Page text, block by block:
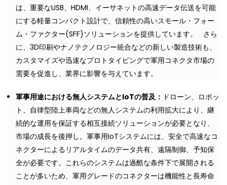
は、重要なUSB、HDMI、イーサネットの高速データ伝送を可能
にする軽量コンパクト設計で、信頼性の高いスモール・フォー
ム・ファクター(SFF)ソリューションを提供しています。 さら
に、3D印刷やナノテクノロジー統合などの新しい製造技術も、
カスタマイズや迅速なプロトタイピングで軍用コネクタ市場の
需要を促進し、業界に影響を与えています。
軍事用途における無人システムとIoTの普及： ドローン、ロボッ
ト、自律型陸上車両などの無人システムの利用拡大により、継
続的な運用を保証する相互接続ソリューションが必要となり、
市場の成長を後押し。軍事用IoTシステムには、安全で高速なコ
ネクターによるリアルタイムのデータ共有、遠隔制御、予知保
全が必要です。これらのシステムは過酷な条件下で展開される
ことが多いため、軍用グレードのコネクターは機能性と長寿命